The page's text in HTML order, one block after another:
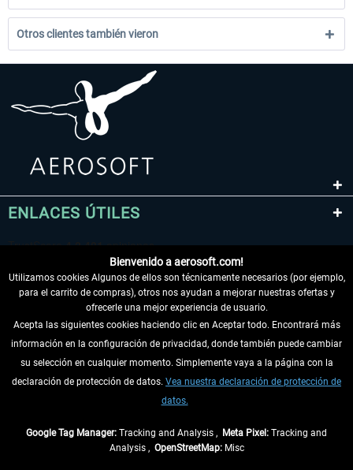
Otros clientes también vieron
ENLACES ÚTILES
DESISTIR DEL CONTRATO
INFORMACIÓN
Bienvenido a aerosoft.com!
Utilizamos cookies Algunos de ellos son técnicamente necesarios (por ejemplo,
para el carrito de compras), otros nos ayudan a mejorar nuestras ofertas y
ofrecerle una mejor experiencia de usuario.
Acepta las siguientes cookies haciendo clic en Aceptar todo. Encontrará más
información en la configuración de privacidad, donde también puede cambiar
su selección en cualquier momento. Simplemente vaya a la página con la
declaración de protección de datos. Vea nuestra declaración de protección de
datos.
Google Tag Manager: Tracking and Analysis , Meta Pixel: Tracking and
Analysis , OpenStreetMap:Misc